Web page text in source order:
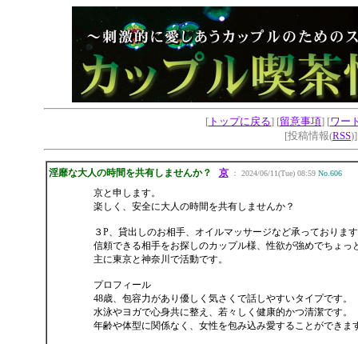
[ トップに戻る] [留意事項] [ワー
[投稿情報(RSS
淫靡な大人の時間を共有しませんか？ 京： 2024/06/11(Tue) 08:59 No.606
京と申します。
楽しく、安全に大人の時間を共有しませんか？
３P、貸出しのお相手、オイルマッサージなど承っておりま
信頼できる相手をお探しのカップル様、性欲が強めでちょ
主に東京と神奈川で活動です。
プロフィール
48歳、包容力があり優しく気さくで話しやすいタイプです。
水泳やヨガで心身共に整え、若々しく健康的かつ清潔です。
年齢や体型に関係なく、女性を包み込み愛することができま